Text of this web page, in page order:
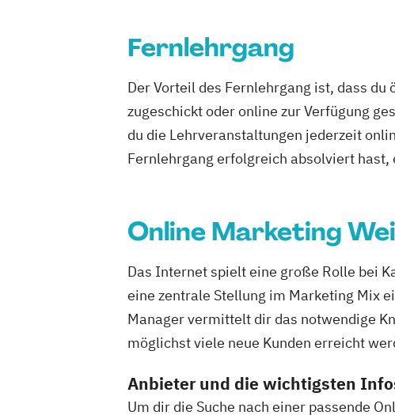
Fernlehrgang
Der Vorteil des Fernlehrgang ist, dass
zugeschickt oder online zur Verfügung
du die Lehrveranstaltungen jederzeit
Fernlehrgang erfolgreich absolviert
Online Marketing
Das Internet spielt eine große Rolle bei
eine zentrale Stellung im Marketing Mix
Manager vermittelt dir das notwendige
möglichst viele neue Kunden erreicht
Anbieter und die wichtigsten
Um dir die Suche nach einer passende